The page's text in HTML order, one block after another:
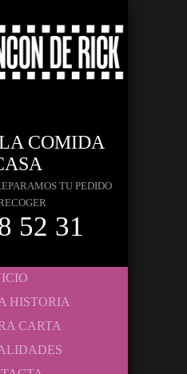
COMIDA
TU PEDIDO
52 31
HISTORIA
CARTA